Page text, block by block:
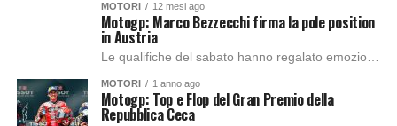
MOTORI 12 mesi ago
Motogp: Marco Bezzecchi firma la pole position
in Austria
MOTORI 1 anno ago
Motogp: Top e Flop del Gran Premio della
Repubblica Ceca